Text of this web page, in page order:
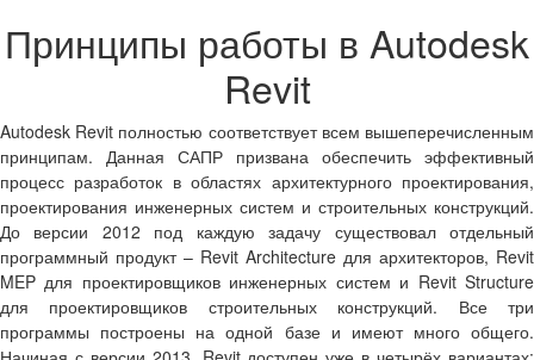
Принципы работы в Autodesk
Revit
Autodesk Revit полностью соответствует всем вышеперечисленным
принципам. Данная САПР призвана обеспечить эффективный
процесс разработок в областях архитектурного проектирования,
проектирования инженерных систем и строительных конструкций.
До версии 2012 под каждую задачу существовал отдельный
программный продукт – Revit Architecture для архитекторов, Revit
MEP для проектировщиков инженерных систем и Revit Structure
для проектировщиков строительных конструкций. Все три
программы построены на одной базе и имеют много общего.